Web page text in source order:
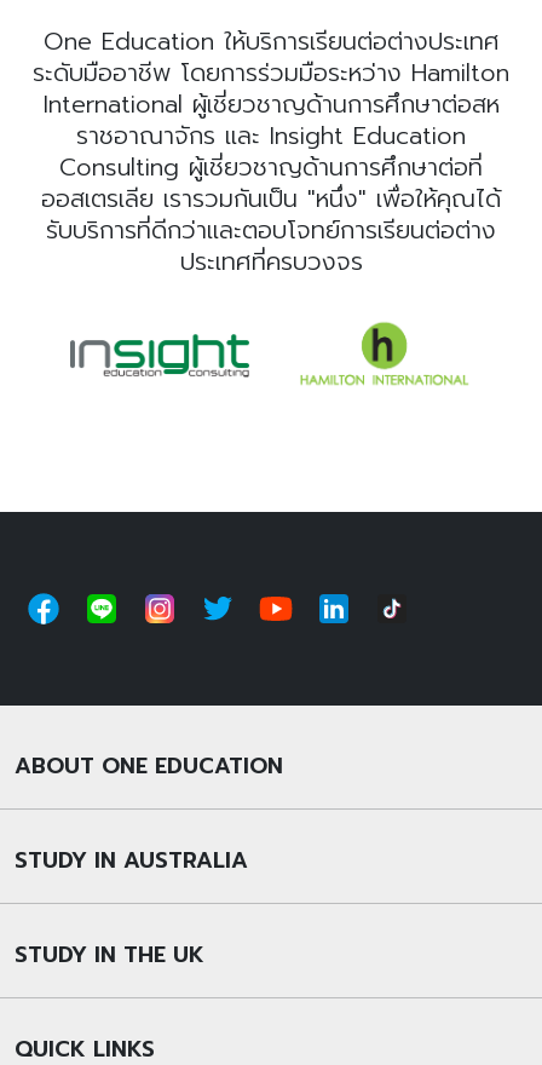
One Education ให้บริการเรียนต่อต่างประเทศ
ระดับมืออาชีพ โดยการร่วมมือระหว่าง Hamilton
International ผู้เชี่ยวชาญด้านการศึกษาต่อสห
ราชอาณาจักร และ Insight Education
Consulting ผู้เชี่ยวชาญด้านการศึกษาต่อที่
ออสเตรเลีย เรารวมกันเป็น "หนึ่ง" เพื่อให้คุณได้
รับบริการที่ดีกว่าและตอบโจทย์การเรียนต่อต่าง
ประเทศที่ครบวงจร
ABOUT ONE EDUCATION
STUDY IN AUSTRALIA
STUDY IN THE UK
QUICK LINKS